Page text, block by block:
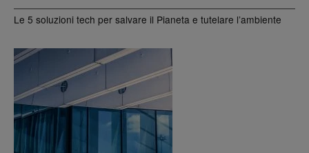
Le 5 soluzioni tech per salvare il Pianeta e tutelare l’ambiente